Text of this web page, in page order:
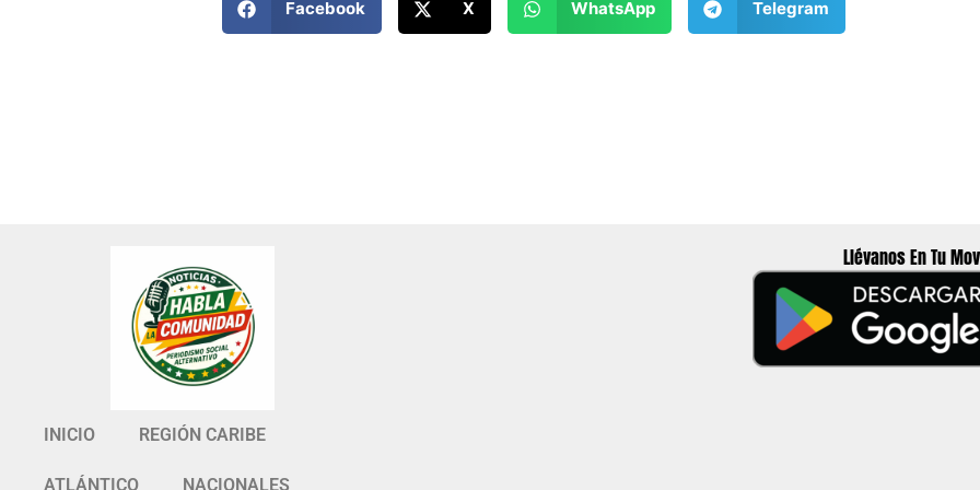
Facebook X WhatsApp Telegram
INICIO REGIÓN CARIBE
ATLÁNTICO NACIONALES
Llévanos En Tu